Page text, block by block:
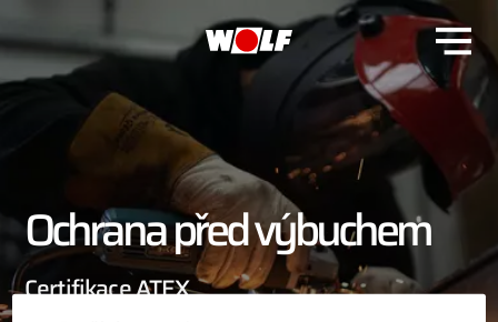
Ochrana před výbuchem
Certifikace ATEX